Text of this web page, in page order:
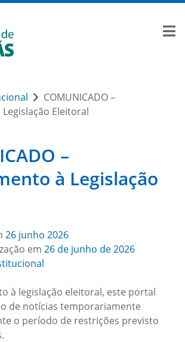
COMUNICADO –
Eleitoral
–
à Legislação
26 junho 2026
em 26 de junho de 2026
à legislação eleitoral, este portal
de notícias temporariamente
o período de restrições previsto